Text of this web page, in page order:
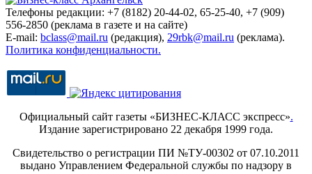
Телефоны редакции: +7 (8182) 20-44-02, 65-25-40, +7 (909)
556-2850 (реклама в газете и на сайте)
E-mail: bclass@mail.ru (редакция), 29rbk@mail.ru (реклама).
Политика конфиденциальности.
Официальный сайт газеты «БИЗНЕС-КЛАСС экспресс».
Издание зарегистрировано 22 декабря 1999 года.
Свидетельство о регистрации ПИ №ТУ-00302 от 07.10.2011
выдано Управлением Федеральной службы по надзору в